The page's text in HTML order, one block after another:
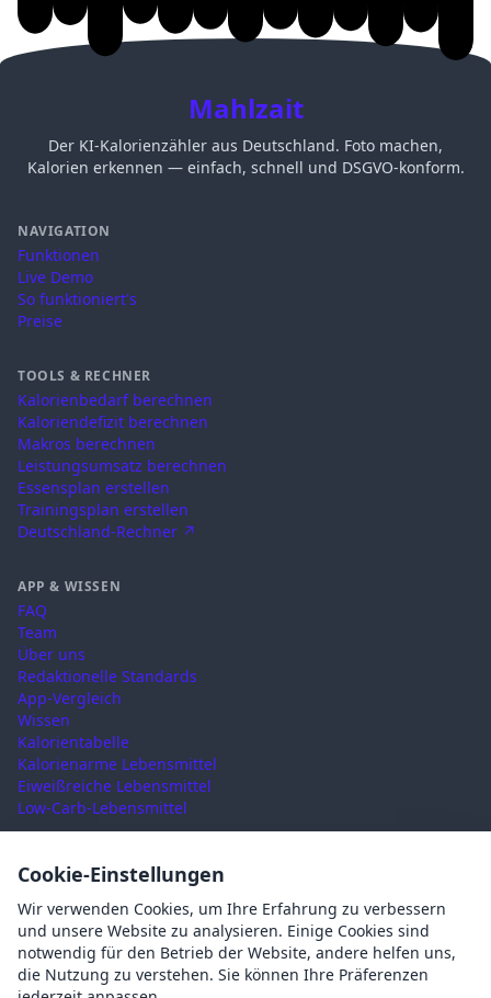
Mahlzait
Der KI-Kalorienzähler aus Deutschland. Foto machen,
Kalorien erkennen — einfach, schnell und DSGVO-konform.
NAVIGATION
Funktionen
Live Demo
So funktioniert's
Preise
TOOLS & RECHNER
Kalorienbedarf berechnen
Kaloriendefizit berechnen
Makros berechnen
Leistungsumsatz berechnen
Essensplan erstellen
Trainingsplan erstellen
Deutschland-Rechner ↗
APP & WISSEN
FAQ
Team
Über uns
Redaktionelle Standards
App-Vergleich
Wissen
Kalorientabelle
Kalorienarme Lebensmittel
Eiweißreiche Lebensmittel
Low-Carb-Lebensmittel
RECHTLICHES
Nutzungsbedingungen
Datenschutz
Impressum
AGB
Cookies
Cookie-Einstellungen
Wir verwenden Cookies, um Ihre Erfahrung zu verbessern
und unsere Website zu analysieren. Einige Cookies sind
notwendig für den Betrieb der Website, andere helfen uns,
die Nutzung zu verstehen. Sie können Ihre Präferenzen